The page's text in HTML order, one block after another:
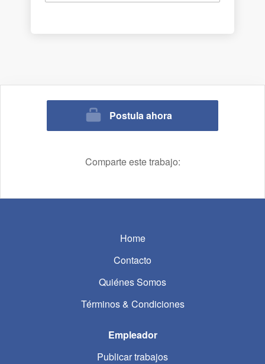
Postula ahora
Comparte este trabajo:
Home
Contacto
Quiénes Somos
Términos & Condiciones
Empleador
Publicar trabajos